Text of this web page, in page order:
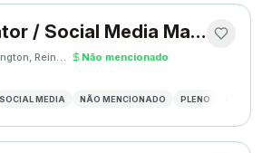
Content Creator / Social Media Manager
Darlington, Reino Unido · Não mencionado·
SOCIAL MEDIA NÃO MENCIONADO PLENO